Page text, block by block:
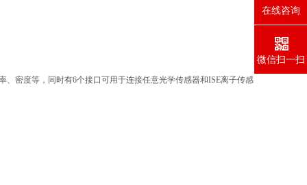
密度等，同时有6个接口可用于连接任意光学传感器和ISE离子传感
在线咨询
微信扫一扫